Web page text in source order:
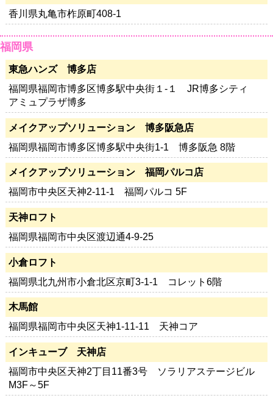
香川県丸亀市柞原町408-1
福岡県
東急ハンズ 博多店
福岡県福岡市博多区博多駅中央街１-１ JR博多シティ
アミュプラザ博多
メイクアップソリューション 博多阪急店
福岡県福岡市博多区博多駅中央街1-1 博多阪急 8階
メイクアップソリューション 福岡パルコ店
福岡市中央区天神2-11-1 福岡パルコ 5F
天神ロフト
福岡県福岡市中央区渡辺通4-9-25
小倉ロフト
福岡県北九州市小倉北区京町3-1-1 コレット6階
木馬館
福岡県福岡市中央区天神1-11-11 天神コア
インキューブ 天神店
福岡市中央区天神2丁目11番3号 ソラリアステージビル
M3F～5F